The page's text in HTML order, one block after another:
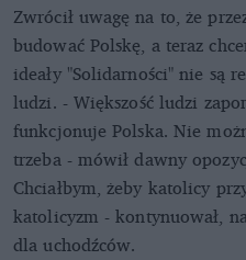
Zwrócił uwagę na to, że
budować Polskę, a teraz
ideały "Solidarności" nie są
ludzi. - Większość ludzi
funkcjonuje Polska. Nie
trzeba - mówił dawny
Chciałbym, żeby katolicy
katolicyzm - kontynuował,
dla uchodźców.